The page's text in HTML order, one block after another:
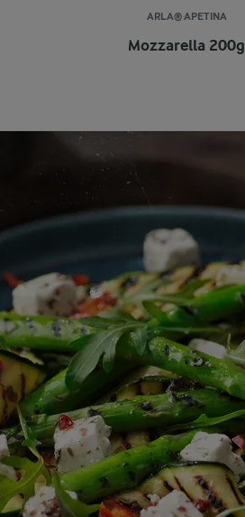
ARLA® APETINA
Mozzarella 200g